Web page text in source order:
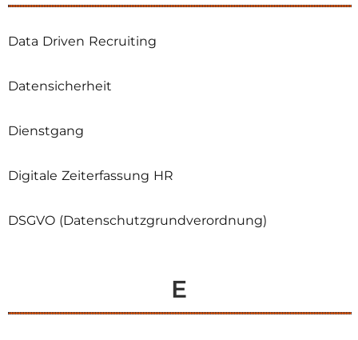
Data Driven Recruiting
Datensicherheit
Dienstgang
Digitale Zeiterfassung HR
DSGVO (Datenschutzgrundverordnung)
E